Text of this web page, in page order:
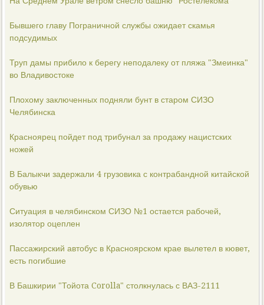
Бывшего главу Пограничной службы ожидает скамья
подсудимых
Труп дамы прибило к берегу неподалеку от пляжа "Змеинка"
во Владивостоке
Плохому заключенных подняли бунт в старом СИЗО
Челябинска
Красноярец пойдет под трибунал за продажу нацистских
ножей
В Балыкчи задержали 4 грузовика с контрабандной китайской
обувью
Ситуация в челябинском СИЗО №1 остается рабочей,
изолятор оцеплен
Пассажирский автобус в Красноярском крае вылетел в кювет,
есть погибшие
В Башкирии "Тойота Corolla" столкнулась с ВАЗ-2111